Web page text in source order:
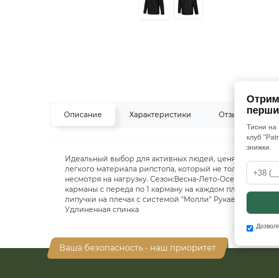
Описание Характеристики Отзывы 0
Идеальный выбор для активных людей, ценящих
легкого материала рипстопа, который не только
несмотря на нагрузку. Сезон:Весна-Лето-Осень
карманы с переда по 1 карману на каждом плече 1
липучки на плечах с системой "Молли" Рукава на
Удлиненная спинка
Тисни на
клуб
знижки.
Ваша безопасность - наш приоритет